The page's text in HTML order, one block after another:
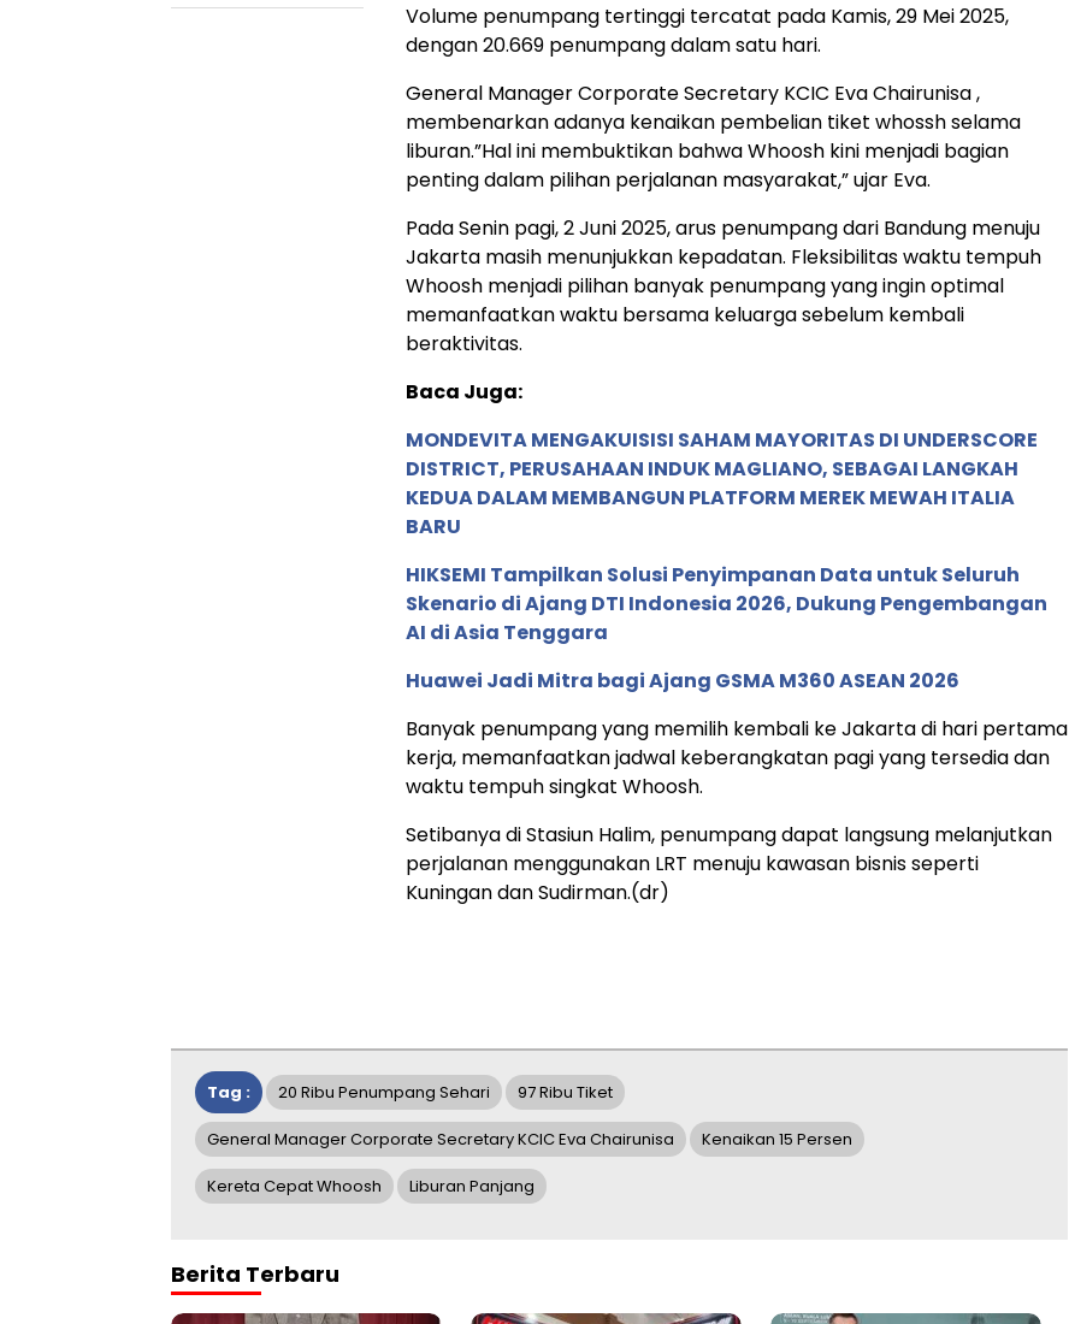
Volume penumpang tertinggi tercatat pada Kamis, 29 Mei 2025,
dengan 20.669 penumpang dalam satu hari.
General Manager Corporate Secretary KCIC Eva Chairunisa ,
membenarkan adanya kenaikan pembelian tiket whossh selama
liburan.”Hal ini membuktikan bahwa Whoosh kini menjadi bagian
penting dalam pilihan perjalanan masyarakat,” ujar Eva.
Pada Senin pagi, 2 Juni 2025, arus penumpang dari Bandung menuju
Jakarta masih menunjukkan kepadatan. Fleksibilitas waktu tempuh
Whoosh menjadi pilihan banyak penumpang yang ingin optimal
memanfaatkan waktu bersama keluarga sebelum kembali
beraktivitas.
Baca Juga:
MONDEVITA MENGAKUISISI SAHAM MAYORITAS DI UNDERSCORE
DISTRICT, PERUSAHAAN INDUK MAGLIANO, SEBAGAI LANGKAH
KEDUA DALAM MEMBANGUN PLATFORM MEREK MEWAH ITALIA
BARU
HIKSEMI Tampilkan Solusi Penyimpanan Data untuk Seluruh
Skenario di Ajang DTI Indonesia 2026, Dukung Pengembangan
AI di Asia Tenggara
Huawei Jadi Mitra bagi Ajang GSMA M360 ASEAN 2026
Banyak penumpang yang memilih kembali ke Jakarta di hari pertama
kerja, memanfaatkan jadwal keberangkatan pagi yang tersedia dan
waktu tempuh singkat Whoosh.
Setibanya di Stasiun Halim, penumpang dapat langsung melanjutkan
perjalanan menggunakan LRT menuju kawasan bisnis seperti
Kuningan dan Sudirman.(dr)
Tag : 20 Ribu Penumpang Sehari 97 Ribu Tiket
General Manager Corporate Secretary KCIC Eva Chairunisa Kenaikan 15 Persen
Kereta Cepat Whoosh Liburan Panjang
Berita Terbaru